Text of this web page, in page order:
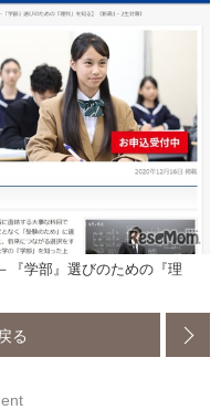
『学部』選びのための『理
る